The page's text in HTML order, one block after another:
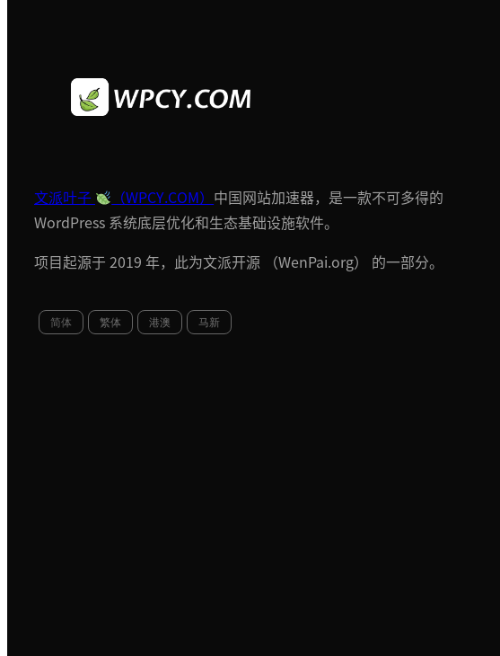
文派叶子 （WPCY.COM） 中国网站加速器，是一款不可多得的
WordPress 系统底层优化和生态基础设施软件。
项目起源于 2019 年，此为文派开源 （WenPai.org） 的一部分。
简体 繁体 港澳 马新